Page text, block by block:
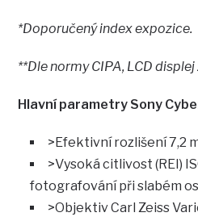
*Doporučený index expozice.
**Dle normy CIPA, LCD displej
Hlavní parametry Sony
>Efektivní rozlišení 7,2
>Vysoká citlivost (REI)
fotografování při slabém
>Objektiv Carl Zeiss